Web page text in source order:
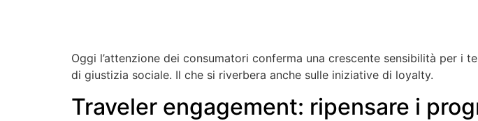
Oggi l’attenzione dei consumatori conferma una crescente sensibilità per i
di giustizia sociale. Il che si riverbera anche sulle iniziative di loyalty.
Traveler engagement: ripensare i